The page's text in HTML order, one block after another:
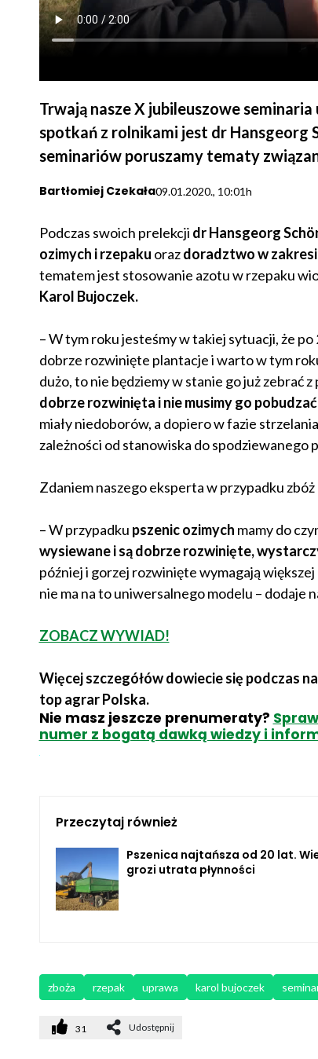
Trwają nasze X jubileuszowe
spotkań z rolnikami jest dr Hansgeorg
seminariów poruszamy tematy
Bartłomiej Czekała09.01.2020., 10:01h
Podczas swoich prelekcji dr Hansgeorg
ozimych i rzepaku orazdoradztwo w
tematem jest stosowanie azotu w rzepaku
Karol Bujoczek.
– W tym roku jesteśmy w takiej sytuacji, że
dobrze rozwinięte plantacje i warto w tym
dużo, to nie będziemy w stanie go już zebrać
dobrze rozwinięta i nie musimy go
miały niedoborów, a dopiero w fazie
zależności od stanowiska do spodziewanego
Zdaniem naszego eksperta w przypadku
– W przypadku pszenic ozimych mamy do
wysiewane i są dobrze rozwinięte,
później i gorzej rozwinięte wymagają większej
nie ma na to uniwersalnego modelu – dodaje
ZOBACZ WYWIAD!
Więcej szczegółów dowiecie się podczas
top agrar Polska.
Nie masz jeszcze prenumeraty?
numer z bogatą dawką wiedzy i
Przeczytaj również
Pszenica najtańsza od 20 lat.
grozi utrata płynności
zboża rzepak uprawa karol bujoczek
31 Udostępnij